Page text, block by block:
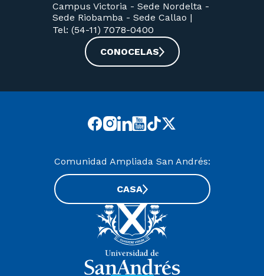
Campus Victoria - Sede Nordelta -
Sede Riobamba - Sede Callao |
Tel: (54-11) 7078-0400
CONOCELAS
Comunidad Ampliada San Andrés:
CASA